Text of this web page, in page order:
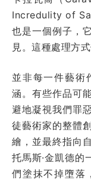
Incredulity of
也是一個例子，
見。這種處理方
並非每一件藝術
涵。有些作品可
避地凝視我們罪
徒藝術家的整體
繪，並最終指向
托馬斯·金凱德的
們塗抹不掉墮落